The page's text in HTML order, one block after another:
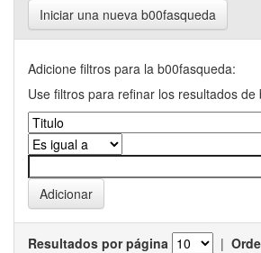
Iniciar una nueva b00fasqueda
Adicione filtros para la b00fasqueda:
Use filtros para refinar los resultados de
Resultados por página |